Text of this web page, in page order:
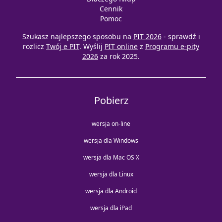
Cennik
Pomoc
Szukasz najlepszego sposobu na PIT 2026 - sprawdź i
rozlicz Twój e PIT. Wyślij PIT online z Programu e-pity
2026 za rok 2025.
Pobierz
wersja on-line
wersja dla Windows
wersja dla Mac OS X
wersja dla Linux
wersja dla Android
wersja dla iPad